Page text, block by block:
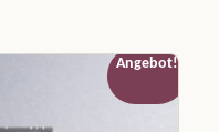
Angebot!